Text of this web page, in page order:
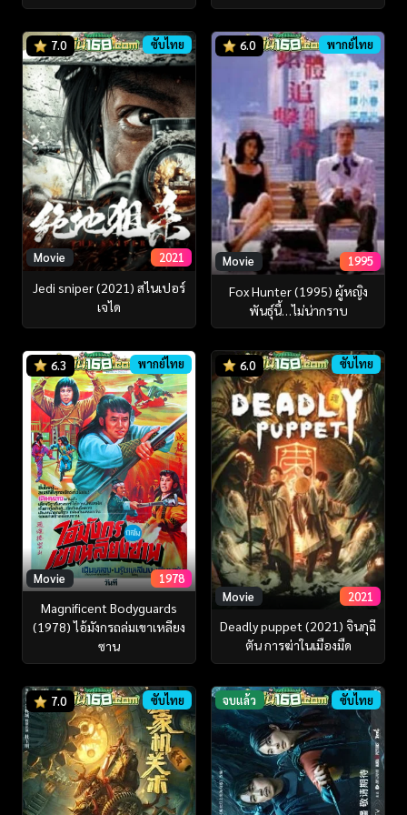
7.0 ซับไทย
Movie 2021
Jedi sniper (2021) สไนเปอร์
เจได
6.0 พากย์ไทย
Movie 1995
Fox Hunter (1995) ผู้หญิง
พันธุ์นี้…ไม่น่ากราบ
6.3 พากย์ไทย
Movie 1978
Magnificent Bodyguards
(1978) ไอ้มังกรถล่มเขาเหลียง
ซาน
6.0 ซับไทย
Movie 2021
Deadly puppet (2021) จินกุฉี
ตัน การฆ่าในเมืองมืด
7.0 ซับไทย จบแล้ว ซับไทย